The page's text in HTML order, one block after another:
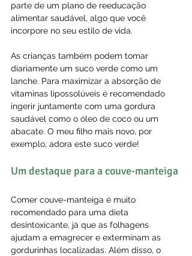
parte de um plano de reeducação
alimentar saudável, algo que você
incorpore no seu estilo de vida.
As crianças também podem tomar
diariamente um suco verde como um
lanche. Para maximizar a absorção de
vitaminas lipossolúveis é recomendado
ingerir juntamente com uma gordura
saudável como o óleo de coco ou um
abacate. O meu filho mais novo, por
exemplo, adora este suco verde!
Um destaque para a couve-manteiga
Comer couve-manteiga é muito
recomendado para uma dieta
desintoxicante, já que as folhagens
ajudam a emagrecer e exterminam as
gordurinhas localizadas. Além disso, o